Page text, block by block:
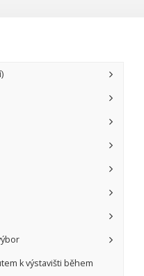
k výstavišti během